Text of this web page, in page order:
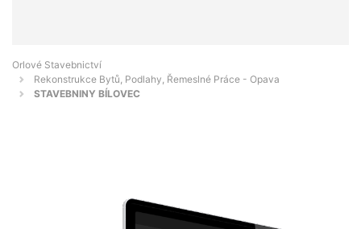
Orlové Stavebnictví
Rekonstrukce Bytů, Podlahy, Řemeslné Práce - Opava
STAVEBNINY BÍLOVEC